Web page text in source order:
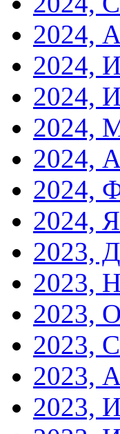
2024,
2024,
2024,
2024,
2024,
2024,
2024,
2023,
2023,
2023,
2023,
2023,
2023,